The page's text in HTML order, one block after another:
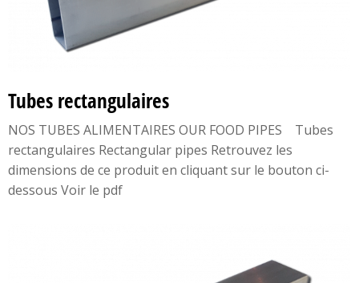
Tubes rectangulaires
NOS TUBES ALIMENTAIRES OUR FOOD PIPES Tubes
rectangulaires Rectangular pipes Retrouvez les
dimensions de ce produit en cliquant sur le bouton ci-
dessous Voir le pdf